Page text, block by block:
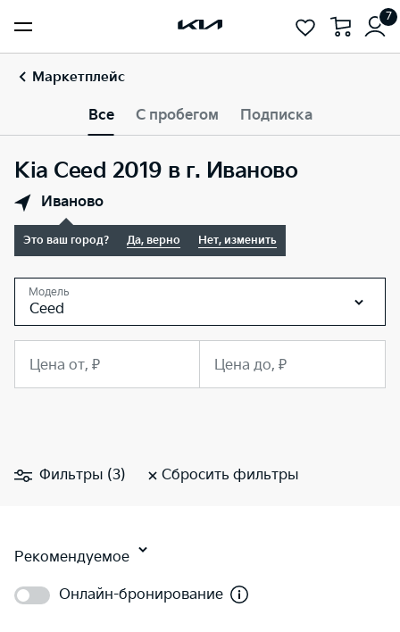
7
Маркетплейс
Все С пробегом Подписка
Kia Ceed 2019 в г. Иваново
Иваново
Это ваш город? Да, верно Нет, изменить
Модель
Ceed
Цена от, ₽ Цена до, ₽
Фильтры (3) Сбросить фильтры
Рекомендуемое
Онлайн-бронирование